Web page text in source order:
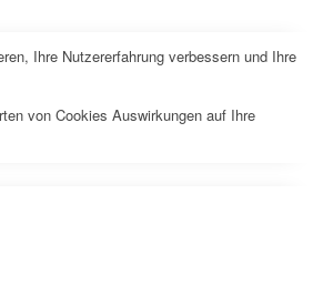
Ihre Nutzererfahrung verbessern und Ihre
von Cookies Auswirkungen auf Ihre